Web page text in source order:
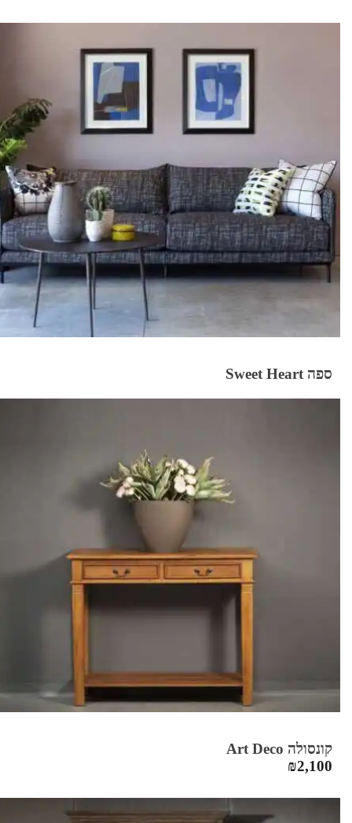
ספה Sweet Heart
קונסולה Art Deco
₪2,100